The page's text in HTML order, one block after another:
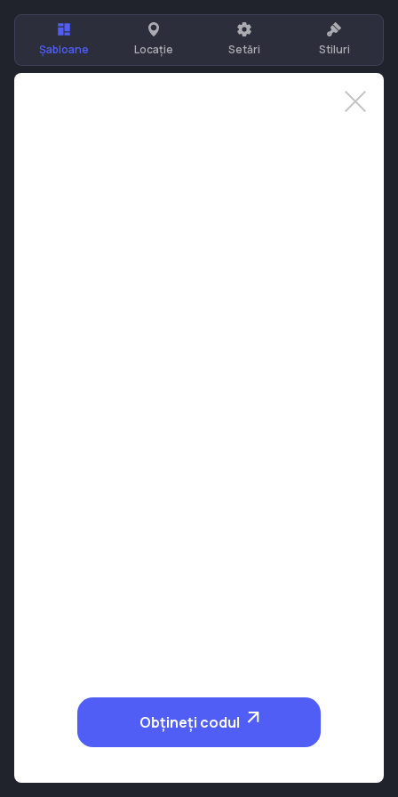
Șabloane Locație Setări Stiluri
Obțineți codul